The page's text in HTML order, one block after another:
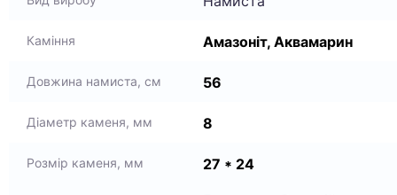
Каміння Амазоніт, Аквамарин
Довжина намиста, см 56
Діаметр каменя, мм 8
Розмір каменя, мм 27 * 24